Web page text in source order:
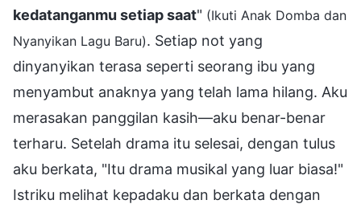
kedatanganmu setiap saat" (Ikuti Anak Domba dan
Nyanyikan Lagu Baru). Setiap not yang
dinyanyikan terasa seperti seorang ibu yang
menyambut anaknya yang telah lama hilang. Aku
merasakan panggilan kasih—aku benar-benar
terharu. Setelah drama itu selesai, dengan tulus
aku berkata, "Itu drama musikal yang luar biasa!"
Istriku melihat kepadaku dan berkata dengan